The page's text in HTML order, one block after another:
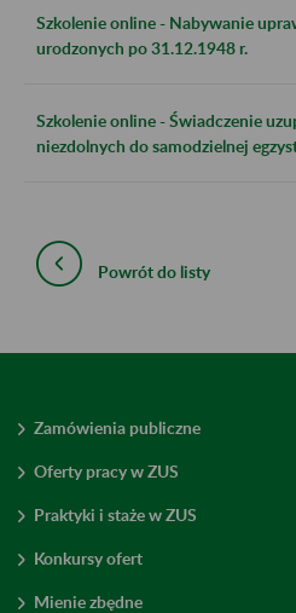
Szkolenie online - Nabywanie
urodzonych po 31.12.1948 r.
Szkolenie online - Świadczenie
niezdolnych do samodzielnej
Powrót do listy
Zamówienia publiczne
Oferty pracy w ZUS
Praktyki i staże w ZUS
Konkursy ofert
Mienie zbędne